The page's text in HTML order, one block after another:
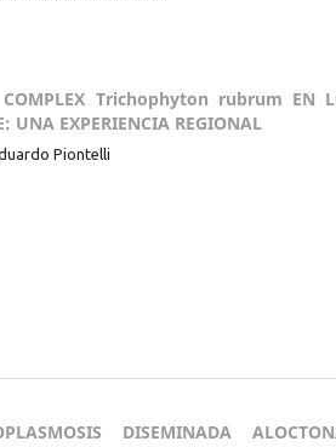
COMPLEX Trichophyton rubrum EN
UNA EXPERIENCIA REGIONAL
Piontelli
DISEMINADA